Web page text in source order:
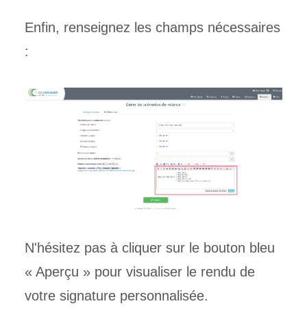
Enfin, renseignez les champs nécessaires
:
N'hésitez pas à cliquer sur le bouton bleu
« Aperçu » pour visualiser le rendu de
votre signature personnalisée.